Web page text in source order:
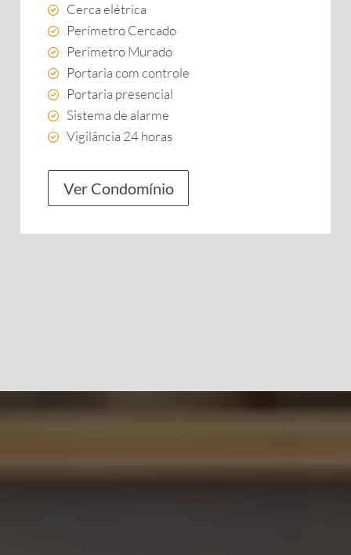
Cerca elétrica
Perímetro Cercado
Perímetro Murado
Portaria com controle
Portaria presencial
Sistema de alarme
Vigilância 24 horas
Ver Condomínio